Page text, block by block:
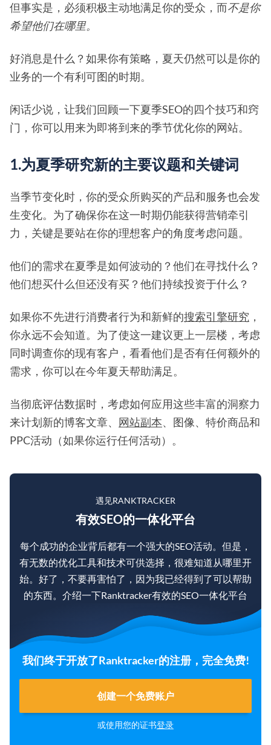
但事实是，必须积极主动地满足你的受众，而不是你
希望他们在哪里。
好消息是什么？如果你有策略，夏天仍然可以是你的
业务的一个有利可图的时期。
闲话少说，让我们回顾一下夏季SEO的四个技巧和窍
门，你可以用来为即将到来的季节优化你的网站。
1.为夏季研究新的主要议题和关键词
当季节变化时，你的受众所购买的产品和服务也会发
生变化。为了确保你在这一时期仍能获得营销牵引
力，关键是要站在你的理想客户的角度考虑问题。
他们的需求在夏季是如何波动的？他们在寻找什么？
他们想买什么但还没有买？他们持续投资于什么？
如果你不先进行消费者行为和新鲜的搜索引擎研究 ，
你永远不会知道。为了使这一建议更上一层楼，考虑
同时调查你的现有客户，看看他们是否有任何额外的
需求，你可以在今年夏天帮助满足。
当彻底评估数据时，考虑如何应用这些丰富的洞察力
来计划新的博客文章、 网站副本、图像、特价商品和
PPC活动（如果你运行任何活动）。
遇见RANKTRACKER
有效SEO的一体化平台
每个成功的企业背后都有一个强大的SEO活动。但是，
有无数的优化工具和技术可供选择，很难知道从哪里开
始。好了，不要再害怕了，因为我已经得到了可以帮助
的东西。介绍一下Ranktracker有效的SEO一体化平台
我们终于开放了Ranktracker的注册，完全免费!
创建一个免费账户
或使用您的证书登录